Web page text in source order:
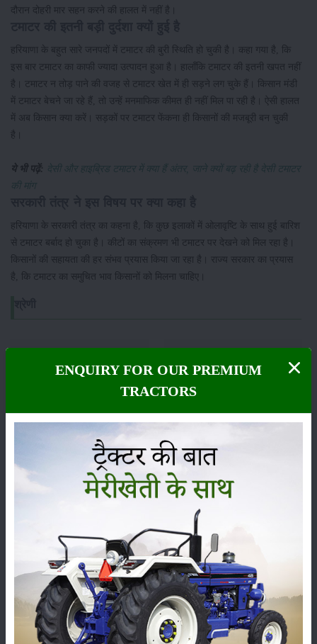
दौरान दोहरी मार सहन करने की हालत में नहीं है।
हरियाणा के बहुत सारे जनपदों में टमाटर की बुरी स्थिति हो चुकी है। कहा गया है, कि
इस बार टमाटर का काफी ज्यादा उत्पादन हुआ है। हालाँकि टमाटर की इतनी खपत नहीं
है। टमाटर न तोड़ पाने की वजह से टमाटर खेत में ही सड़ने लग चुके हैं। किसान मंडी
में टमाटर बेचने जा रहे हैं, तो उन्हें मनमाफिक कीमत ही नहीं मिल पा रही है। ऐसी हालत
में अब किसान क्या करें। सड़कों पर टमाटर फेंकना ही किसानों की मजबूरी बन चुकी
है।
ये भी पढ़ें:
देसी और हाइब्रिड टमाटर में क्या हैं अंतर, जाने क्यों बढ़ रही है देसी टमाटर
की मांग
हरियाणा के सरकारी तंत्र का कहना है, कि कुछ इलाकों में ओलावृष्टि के साथ हुई बारिश
से टमाटर बर्बाद हो चुका है। कीटों का संक्रमण भी टमाटर पर देखने को मिल रहा है।
किसानों की सहायता की हर संभव प्रयास किया जा रहा है। राज्य सरकार का प्रयास
है, कि टमाटर का समुचित भाव किसानों को मिलना चाहिए।
कीटनाशक
कृषि यंत्र समाचार
सम्पादकीय अन्य
ENQUIRY FOR OUR PREMIUM
TRACTORS